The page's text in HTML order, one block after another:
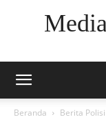
Beranda Berita Polisi